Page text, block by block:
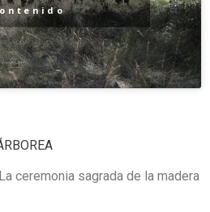
ceremonia sagrada de la madera